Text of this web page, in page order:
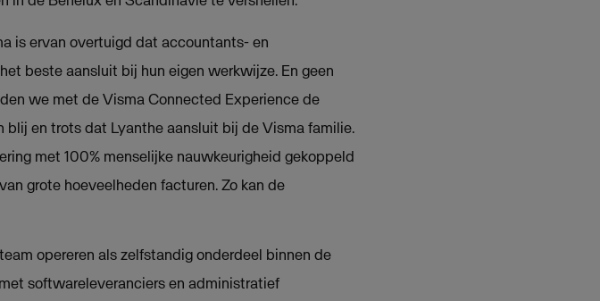
is ervan overtuigd dat accountants- en
beste aansluit bij hun eigen werkwijze. En geen
we met de Visma Connected Experience de
en trots dat Lyanthe aansluit bij de Visma familie.
met 100% menselijke nauwkeurigheid gekoppeld
grote hoeveelheden facturen. Zo kan de
opereren als zelfstandig onderdeel binnen de
softwareleveranciers en administratief